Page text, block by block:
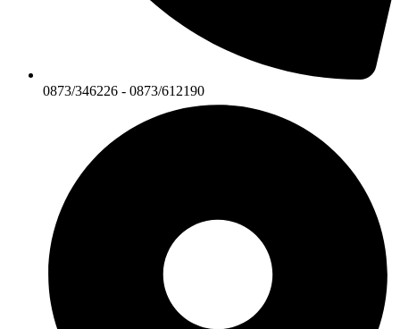
0873/346226 - 0873/612190